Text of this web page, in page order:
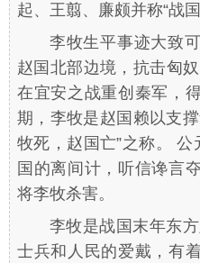
起、王翦、廉颇并称“战国
李牧生平事迹大致
赵国北部边境，抗击匈
在宜安之战重创秦军，
期，李牧是赵国赖以支
牧死，赵国亡”之称。
国的离间计，听信谗言
将李牧杀害。
李牧是战国末年东
士兵和人民的爱戴，有